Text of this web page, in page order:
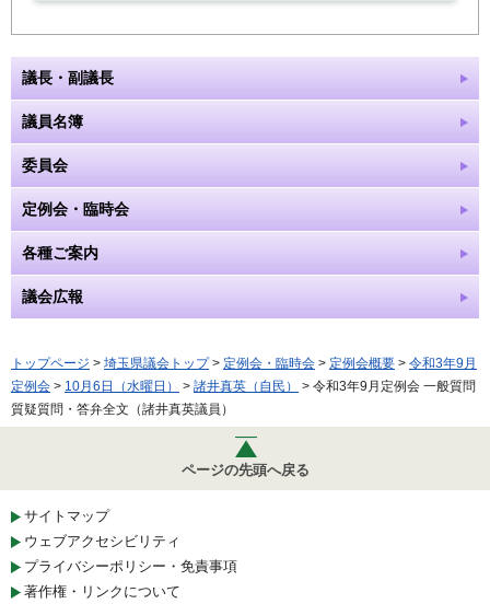
議長・副議長
議員名簿
委員会
定例会・臨時会
各種ご案内
議会広報
トップページ > 埼玉県議会トップ> 定例会・臨時会 > 定例会概要 > 令和3年9月
定例会 > 10月6日（水曜日） > 諸井真英（自民）
> 令和3年9月定例会 一般質問
質疑質問・答弁全文（諸井真英議員）
ページの先頭へ戻る
サイトマップ
ウェブアクセシビリティ
プライバシーポリシー・免責事項
著作権・リンクについて